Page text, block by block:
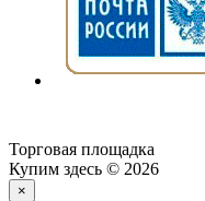
Торговая площадка
Купим здесь © 2026
×